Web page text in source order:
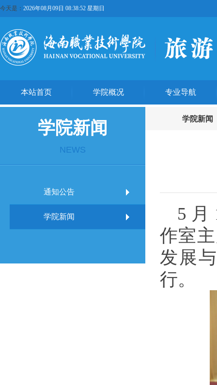
今天是： 2026年08月09日 08:38:53 星期日
本站首页 学院概况 专业导航
学院新闻
NEWS
通知公告
学院新闻
学院新闻
5 月
作室
发展
行。